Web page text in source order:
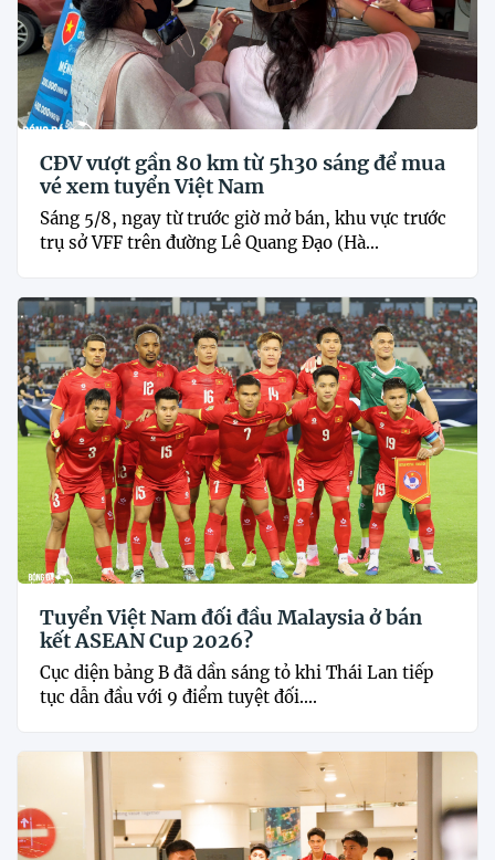
CĐV vượt gần 80 km từ 5h30 sáng để mua
vé xem tuyển Việt Nam
Sáng 5/8, ngay từ trước giờ mở bán, khu vực trước
trụ sở VFF trên đường Lê Quang Đạo (Hà...
Tuyển Việt Nam đối đầu Malaysia ở bán
kết ASEAN Cup 2026?
Cục diện bảng B đã dần sáng tỏ khi Thái Lan tiếp
tục dẫn đầu với 9 điểm tuyệt đối....